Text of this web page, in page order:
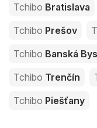
Tchibo Bratislava
Tchibo Prešov
Tchibo Banská
Tchibo Trenčín
Tchibo Piešťany